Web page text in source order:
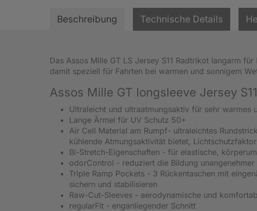
Beschreibung Technische Details
Das Assos Mille GT LS Jersey S11 Radtrikot langarm
damit speziell für Fahrten bei warmen und sonnigem
Assos Mille GT longsleeve Jersey
Ultraleicht und ultraatmungsaktiv für sehr warmes
Lange Ärmel für UV Schutz 50+
Air Cell Material am Rumpf- ultraleichtes
kühlende Atmungsaktivität bietet, Lichtschutzfaktor
Bi-Stretch-Eigenschaften - für elastische,
odorControl - reduziert die Bildung
Triple Ramp Pockets - 3 Rückentaschen mit
sichern und stabilisieren
Raw-Cut-Sleeves - aerodynamische und
regularFit - enganliegender Schnitt